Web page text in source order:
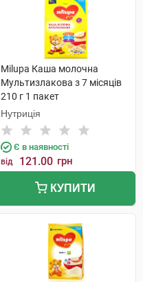
Milupa Каша молочна
Мультизлакова з 7 місяців
210 г 1 пакет
Нутриція
Є в наявності
від 121.00 грн
КУПИТИ